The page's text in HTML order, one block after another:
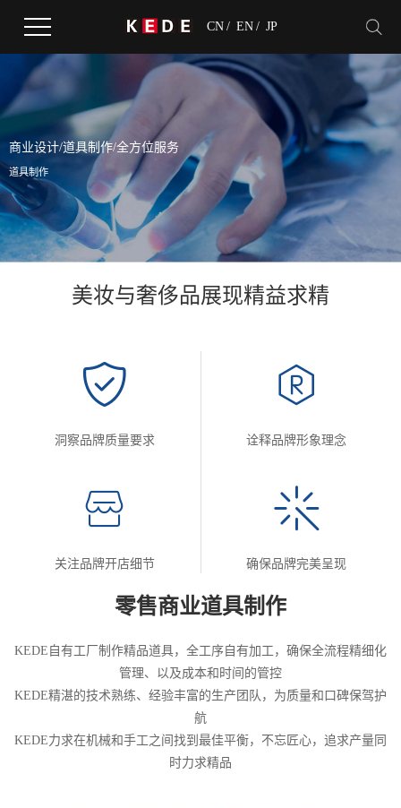
CN / EN / JP
商业设计/道具制作/全方位服务
道具制作
美妆与奢侈品展现精益求精
洞察品牌质量要求 诠释品牌形象理念
关注品牌开店细节 确保品牌完美呈现
零售商业道具制作
KEDE自有工厂制作精品道具，全工序自有加工，确保全流程精细化
管理、以及成本和时间的管控
KEDE精湛的技术熟练、经验丰富的生产团队，为质量和口碑保驾护
航
KEDE力求在机械和手工之间找到最佳平衡，不忘匠心，追求产量同
时力求精品